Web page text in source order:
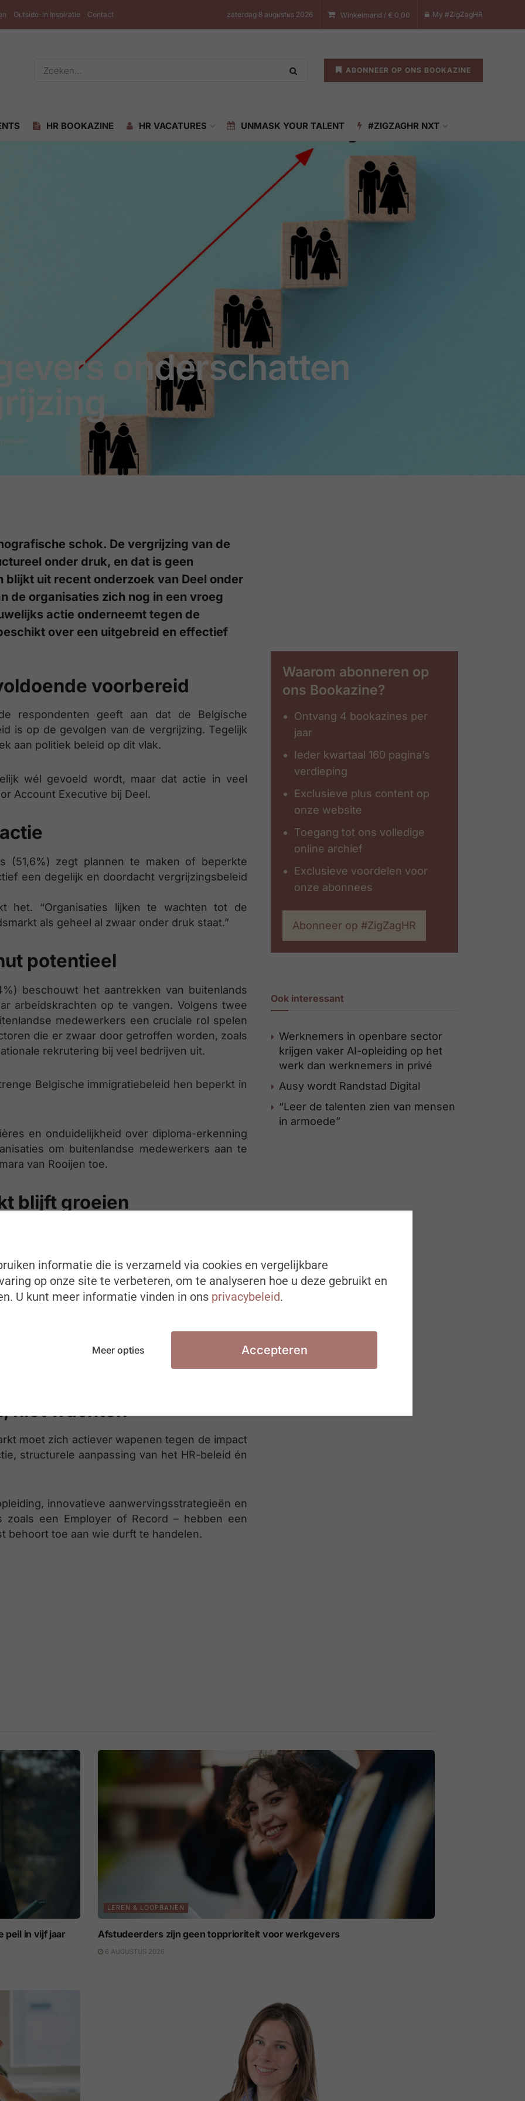
Outside-in Inspiratie Contact zaterdag 8 augustus 2026 Winkelmand / € 0,00 My #ZigZagHR
ABONNEER OP ONS BOOKAZINE
HR BOOKAZINE HR VACATURES UNMASK YOUR TALENT #ZIGZAGHR NXT
onderschatten
minuten
schok. De vergrijzing van de
onder druk, en dat is geen
blijkt uit recent onderzoek van Deel onder
de organisaties zich nog in een vroeg
actie onderneemt tegen de
over een uitgebreid en effectief
voorbereid
respondenten geeft aan dat de Belgische
is op de gevolgen van de vergrijzing. Tegelijk
aan politiek beleid op dit vlak.
wél gevoeld wordt, maar dat actie in veel
Account Executive bij Deel.
(51,6%) zegt plannen te maken of beperkte
een degelijk en doordacht vergrijzingsbeleid
het. “Organisaties lijken te wachten tot de
als geheel al zwaar onder druk staat.”
potentieel
beschouwt het aantrekken van buitenlands
arbeidskrachten op te vangen. Volgens twee
medewerkers een cruciale rol spelen
die er zwaar door getroffen worden, zoals
rekrutering bij veel bedrijven uit.
Belgische immigratiebeleid hen beperkt in
en onduidelijkheid over diploma-erkenning
om buitenlandse medewerkers aan te
van Rooijen toe.
blijft groeien
stijgt het aantal werkzoekenden. De
tussen aanbod en vraag. Werkgevers zoeken
maar de beschikbare werkzoekenden hebben
de arbeidsmarkt. In 2024 stonden er 28
werkenden. Tegen 2040 stijgt dit naar 37, en
actieven en niet-actieven dreigt structureel te
van ervaren krachten, zonder voldoende
niet wachten
moet zich actiever wapenen tegen de impact
structurele aanpassing van het HR-beleid én
innovatieve aanwervingsstrategieën en
zoals een Employer of Record – hebben een
behoort toe aan wie durft te handelen.
Waarom abonneren op
ons Bookazine?
Ontvang 4 bookazines per
jaar
Ieder kwartaal 160 pagina’s
verdieping
Exclusieve plus content op
onze website
Toegang tot ons volledige
online archief
Exclusieve voordelen voor
onze abonnees
Abonneer op #ZigZagHR
Ook interessant
Werknemers in openbare sector
krijgen vaker AI-opleiding op het
werk dan werknemers in privé
Ausy wordt Randstad Digital
“Leer de talenten zien van mensen
in armoede”
peil in vijf jaar
LEREN & LOOPBANEN
Afstudeerders zijn geen topprioriteit voor werkgevers
6 AUGUSTUS 2026
informatie die is verzameld via cookies en vergelijkbare
op onze site te verbeteren, om te analyseren hoe u deze gebruikt en
U kunt meer informatie vinden in ons privacybeleid.
Meer opties Accepteren